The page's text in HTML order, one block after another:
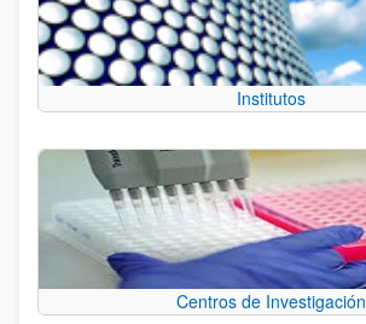
Institutos
Centros de Investigación